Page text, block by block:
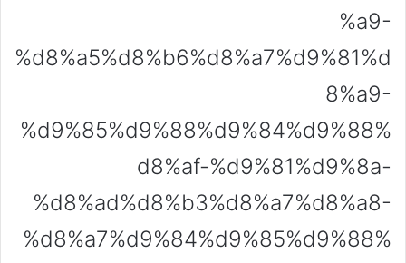
%a9-
%d8%a5%d8%b6%d8%a7%d9%81%d
8%a9-
%d9%85%d9%88%d9%84%d9%88%
d8%af-%d9%81%d9%8a-
%d8%ad%d8%b3%d8%a7%d8%a8-
%d8%a7%d9%84%d9%85%d9%88%